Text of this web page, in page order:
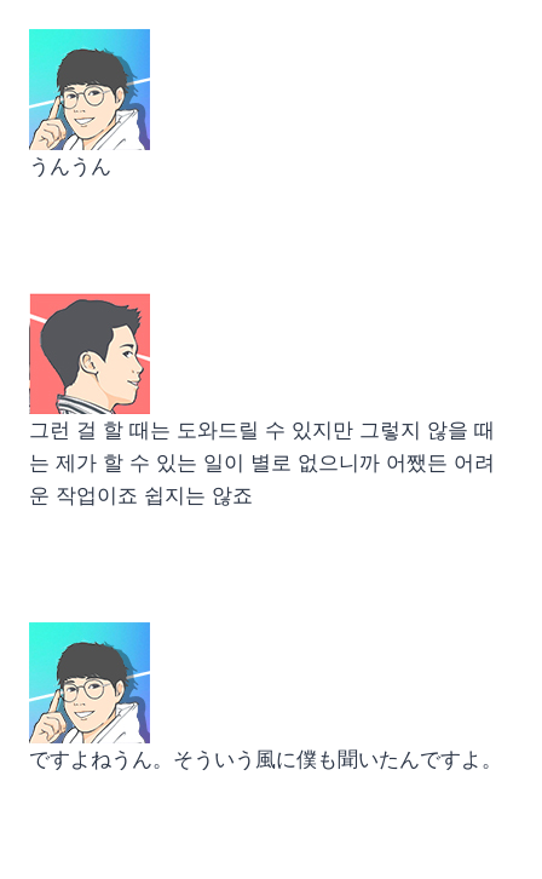
うんうん
그런 걸 할 때는 도와드릴 수 있지만 그렇지 않을 때
는 제가 할 수 있는 일이 별로 없으니까 어쨌든 어려
운 작업이죠 쉽지는 않죠
ですよねうん。そういう風に僕も聞いたんですよ。